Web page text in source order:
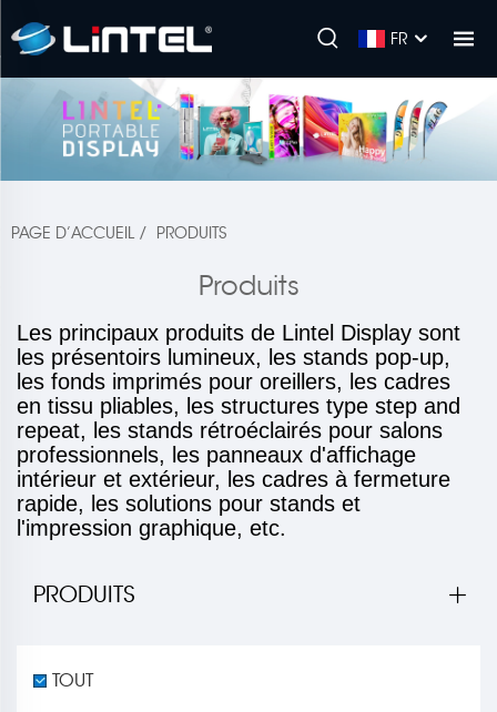
FR
PAGE D’ACCUEIL / PRODUITS
Produits
Les principaux produits de Lintel Display sont
les présentoirs lumineux, les stands pop-up,
les fonds imprimés pour oreillers, les cadres
en tissu pliables, les structures type step and
repeat, les stands rétroéclairés pour salons
professionnels, les panneaux d'affichage
intérieur et extérieur, les cadres à fermeture
rapide, les solutions pour stands et
l'impression graphique, etc.
PRODUITS
TOUT